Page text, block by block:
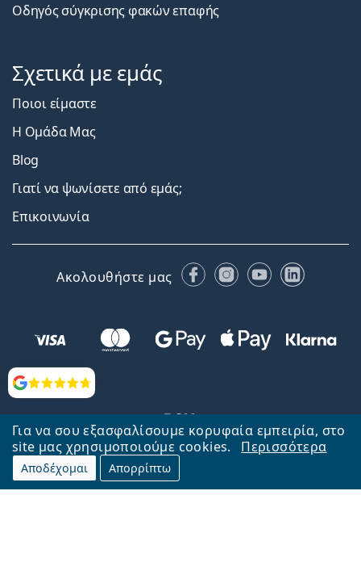
Για να σου εξασφαλίσουμε κορυφαία εμπειρία, στο
site μας χρησιμοποιούμε cookies.
Περισσότερα
Αποδέχομαι Απορρίπτω
Αξιολογήσεις
Οδηγός σύγκρισης φακών επαφής
Σχετικά με εμάς
Ποιοι είμαστε
Η Ομάδα Μας
Blog
Γιατί να ψωνίσετε από εμάς;
Επικοινωνία
Ακολουθήστε μας FacebookInstagram
YouTubeLinkedIn
Επιστροφή στην αρχική σελίδα